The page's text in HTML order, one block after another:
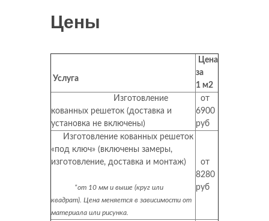
Цены
Услуга
Цена
за
1 м2
Изготовление
кованных решеток (доставка и
установка не включены)
от
6900
руб
Изготовление кованных решеток
«под ключ» (включены замеры,
изготовление, доставка и монтаж)
*от 10 мм и выше (круг или
квадрат). Цена меняется в зависимости от
материала или рисунка.
от
8280
руб